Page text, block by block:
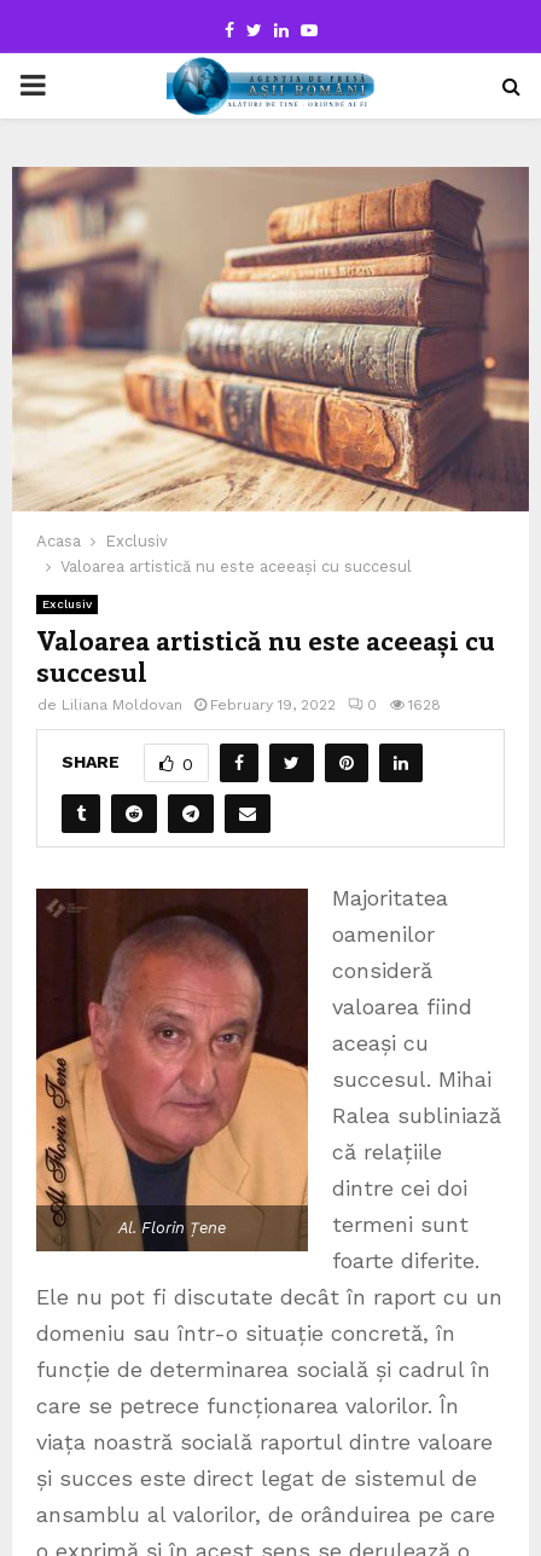
Facebook
TwitterLinkedinYoutube
PRIMARY
Acasa
Exclusiv
Valoarea artistică nu este aceeași cu succesul
Exclusiv
Valoarea artistică nu este aceeași cu
succesul
de Liliana Moldovan February 19, 2022 0 1628
SHARE 0
Al. Florin Țene
Majoritatea
oamenilor
consideră
valoarea fiind
aceași cu
succesul. Mihai
Ralea subliniază
că relațiile
dintre cei doi
termeni sunt
foarte diferite.
Ele nu pot fi discutate decât în raport cu un
domeniu sau într-o situație concretă, în
funcție de determinarea socială și cadrul în
care se petrece funcționarea valorilor. În
viața noastră socială raportul dintre valoare
și succes este direct legat de sistemul de
ansamblu al valorilor, de orânduirea pe care